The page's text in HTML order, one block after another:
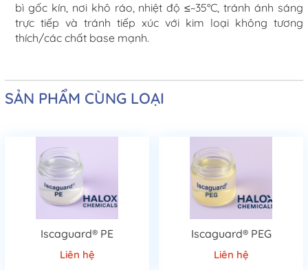
bì gốc kín, nơi khô ráo, nhiệt độ≤~35°C, tránh ánh sáng
trực tiếp và tránh tiếp xúc với kim loại không tương
thích/các chất base mạnh.
SẢN PHẨM CÙNG LOẠI
Iscaguard® PE
Liên hệ
Iscaguard® PEG
Liên hệ